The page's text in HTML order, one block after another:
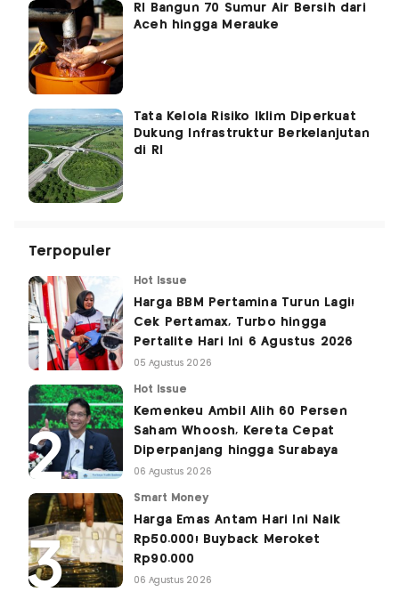
RI Bangun 70 Sumur Air Bersih dari
Aceh hingga Merauke
Tata Kelola Risiko Iklim Diperkuat
Dukung Infrastruktur Berkelanjutan
di RI
Terpopuler
Hot Issue
Harga BBM Pertamina Turun Lagi!
Cek Pertamax, Turbo hingga
Pertalite Hari Ini 6 Agustus 2026
05 Agustus 2026
Hot Issue
Kemenkeu Ambil Alih 60 Persen
Saham Whoosh, Kereta Cepat
Diperpanjang hingga Surabaya
06 Agustus 2026
Smart Money
Harga Emas Antam Hari Ini Naik
Rp50.000! Buyback Meroket
Rp90.000
06 Agustus 2026